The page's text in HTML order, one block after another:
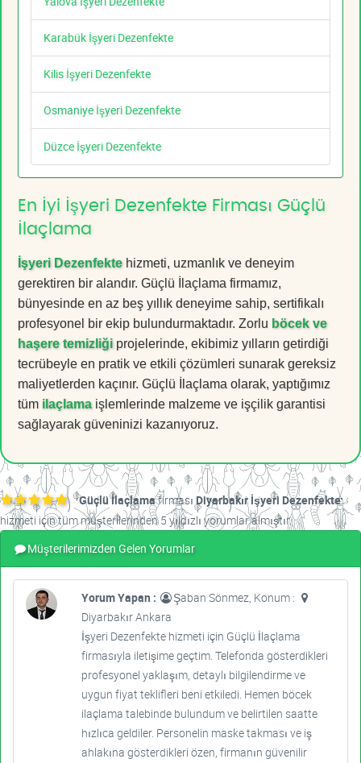
Karabük İşyeri Dezenfekte
Kilis İşyeri Dezenfekte
Osmaniye İşyeri Dezenfekte
Düzce İşyeri Dezenfekte
En İyi İşyeri Dezenfekte Firması Güçlü
İlaçlama
İşyeri Dezenfektehizmeti, uzmanlık ve deneyim
gerektiren bir alandır. Güçlü İlaçlama firmamız,
bünyesinde en az beş yıllık deneyime sahip, sertifikalı
profesyonel bir ekip bulundurmaktadır. Zorlu böcek ve
haşere temizliği projelerinde, ekibimiz yılların getirdiği
tecrübeyle en pratik ve etkili çözümleri sunarak gereksiz
maliyetlerden kaçınır. Güçlü İlaçlama olarak, yaptığımız
tüm ilaçlamaişlemlerinde malzeme ve işçilik garantisi
sağlayarak güveninizi kazanıyoruz.
Güçlü İlaçlamafirması Diyarbakır İşyeri Dezenfekte
hizmeti için tüm müşterilerinden 5 yıldızlı yorumlar almıştır.
Müşterilerimizden Gelen Yorumlar
Yorum Yapan :
Şaban Sönmez, Konum :
Diyarbakır Ankara
İşyeri Dezenfekte hizmeti için Güçlü İlaçlama
firmasıyla iletişime geçtim. Telefonda gösterdikleri
profesyonel yaklaşım, detaylı bilgilendirme ve
uygun fiyat teklifleri beni etkiledi. Hemen böcek
ilaçlama talebinde bulundum ve belirtilen saatte
hızlıca geldiler. Personelin maske takması ve iş
ahlakına gösterdikleri özen, firmanın güvenilir